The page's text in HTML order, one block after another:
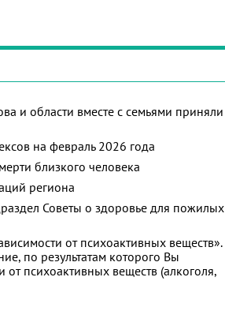
и области вместе с семьями приняли
на февраль 2026 года
близкого человека
региона
Советы о здоровье для пожилых
от психоактивных веществ».
по результатам которого Вы
от психоактивных веществ (алкоголя,